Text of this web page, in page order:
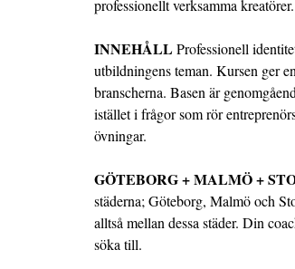
professionellt verksamma kreatörer.
INNEHÅLLProfessionell
utbildningens teman. Kursen ger
branscherna. Basen är
istället i frågor som rör
övningar.
GÖTEBORG + MALMÖ +
städerna; Göteborg, Malmö och
alltså mellan dessa städer. Din
söka till.